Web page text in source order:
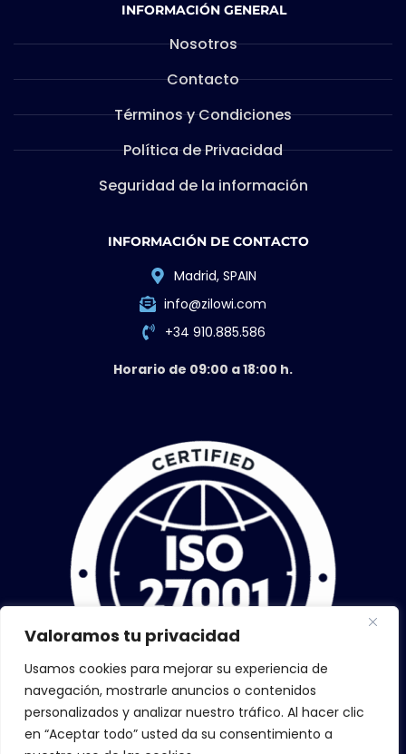
Valoramos tu privacidad
Usamos cookies para mejorar su experiencia de
navegación, mostrarle anuncios o contenidos
personalizados y analizar nuestro tráfico. Al hacer clic
en “Aceptar todo” usted da su consentimiento a
INFORMACIÓN GENERAL
Nosotros
Contacto
Términos y Condiciones
Política de Privacidad
Seguridad de la información
INFORMACIÓN DE CONTACTO
Madrid, SPAIN
info@zilowi.com
+34 910.885.586
Horario de 09:00 a 18:00 h.